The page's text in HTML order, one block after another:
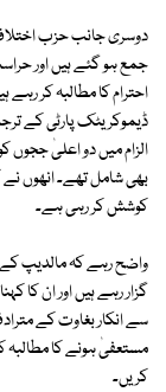
دوسری جانب حزب
جمع ہو گئے ہیں اور
احترام کا مطالبہ کر
ڈیموکریٹک پارٹی کے
الزام میں دو اعلیٰ
بھی شامل تھے۔ انھوں
کوشش کر رہی ہے۔
واضح رہے کہ مالدیپ
گزار رہے ہیں اور ان
سے انکار بغاوت کے
مستعفیٰ ہونے کا مطالبہ
کریں۔